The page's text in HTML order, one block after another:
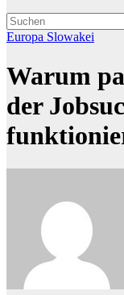
Europa Slowakei
Warum
der